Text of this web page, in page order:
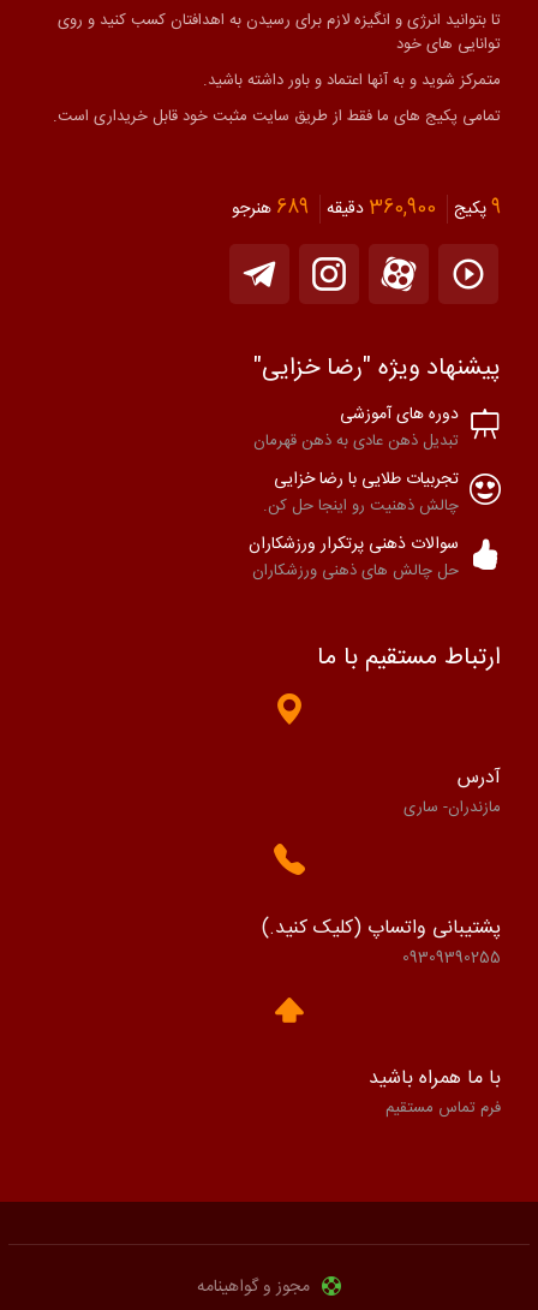
تا بتوانید انرژی و انگیزه لازم برای رسیدن به اهدافتان کسب کنید و روی
توانایی های خود
متمرکز شوید و به آنها اعتماد و باور داشته باشید.
تمامی پکیج های ما فقط از طریق سایت مثبت خود قابل خریداری است.
9پکیج 360,900 دقیقه 689 هنرجو
پیشنهاد ویژه "رضا خزایی"
دوره های آموزشی
تبدیل ذهن عادی به ذهن قهرمان
تجربیات طلایی با رضا خزایی
چالش ذهنیت رو اینجا حل کن.
سوالات ذهنی پرتکرار ورزشکاران
حل چالش های ذهنی ورزشکاران
ارتباط مستقیم با ما
آدرس
مازندران- ساری
پشتیبانی واتساپ (کلیک کنید.)
09309390255
با ما همراه باشید
فرم تماس مستقیم
مجوز و گواهینامه